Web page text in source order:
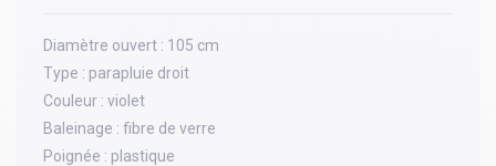
Diamètre ouvert : 105 cm
Type : parapluie droit
Couleur : violet
Baleinage : fibre de verre
Poignée : plastique